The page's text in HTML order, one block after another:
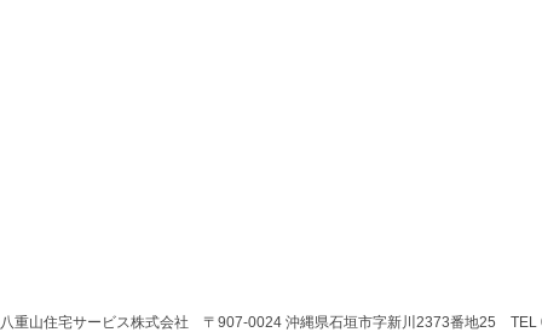
八重山住宅サービス株式会社 〒907-0024 沖縄県石垣市字新川2373番地25